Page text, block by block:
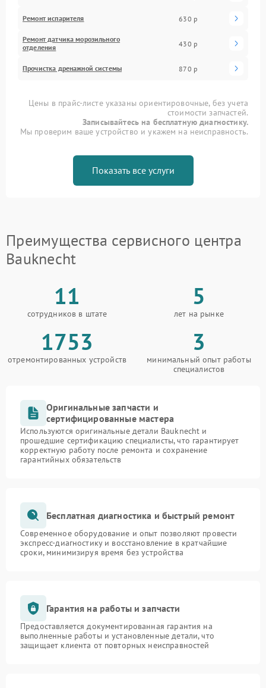
Ремонт испарителя 630 р
Ремонт датчика морозильного
отделения
430 р
Прочистка дренажной системы 870 р
Цены в прайс-листе указаны ориентировочные, без учета
стоимости запчастей.
Записывайтесь на бесплатную диагностику.
Мы проверим ваше устройство и укажем на неисправность.
Показать все услуги
Преимущества сервисного центра
Bauknecht
11
сотрудников в штате
5
лет на рынке
1753
отремонтированных устройств
3
минимальный опыт работы
специалистов
Оригинальные запчасти и
сертифицированные мастера
Используются оригинальные детали Bauknecht и
прошедшие сертификацию специалисты, что гарантирует
корректную работу после ремонта и сохранение
гарантийных обязательств
Бесплатная диагностика и быстрый ремонт
Современное оборудование и опыт позволяют провести
экспресс-диагностику и восстановление в кратчайшие
сроки, минимизируя время без устройства
Гарантия на работы и запчасти
Предоставляется документированная гарантия на
выполненные работы и установленные детали, что
защищает клиента от повторных неисправностей